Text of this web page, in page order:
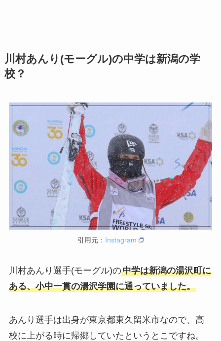
川村あんり(モーグル)の中学は新潟の学
校？
引用元： Instagram
川村あんり選手(モーグル)の中学は新潟の湯沢町に
ある、小中一貫の湯沢学園に通っていました。
あんり選手は出身が東京都東久留米市なので、高
校に上がる時に帰郷していたというとこですね。